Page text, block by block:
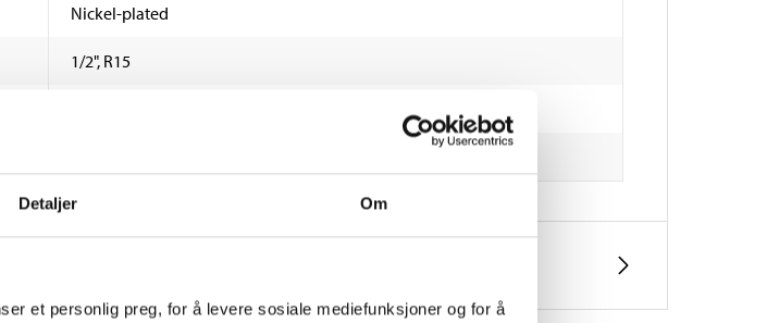
Detaljer Om
et personlig preg, for å levere sosiale mediefunksjoner og for å
Nickel-plated
1/2", R15